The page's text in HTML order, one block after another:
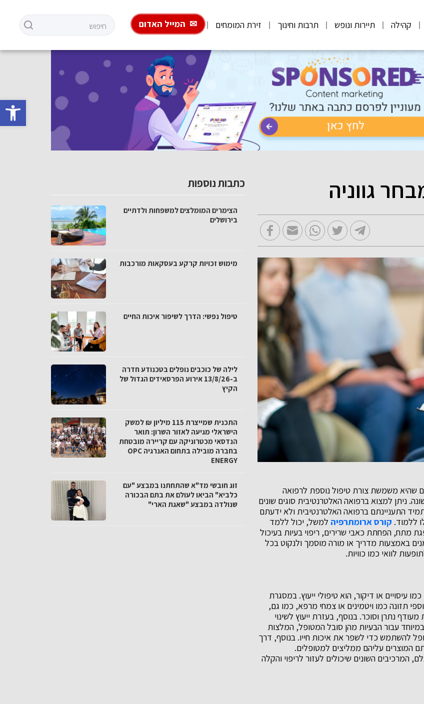
פתח
קהילה תיירות ונופש תרבות וחינוך זירת המומחים המייל האדום
גווניה
שהיא משמשת צורת טיפול נוספת לרפואה
ניתן למצוא ברפואה האלטרנטיבית סוגים שונים
התעניינתם ברפואה האלטרנטיבית ולא ידעתם
ללמוד. קורס ארומתרפיה למשל, יכול ללמד
מתח, הפחתת כאבי שרירים, ריפוי בעיות בעיכול
באמצעות מדריך או מורה מוסמך ולנקוט בכל
לוואי כמו כוויות.
עיסויים או דיקור, הוא טיפולי ייעוץ. במסגרת
תזונה כמו ויטמינים או צמחי מרפא, כמו גם,
נתרן וסוכר. בנוסף, בעזרת ייעוץ לשינוי
עבור הבעיות מהן סובל המטופל, המלצות
להשתמש כדי לשפר את איכות חייו. בנוסף, דרך
המוצרים עליהם ממליצים למטופלים.
השונים שיכולים לעזור לריפוי והקלה
כתבות נוספות
הצימרים המומלצים למשפחות ולדתיים
בירושלים
מימוש זכויות קרקע בעסקאות מורכבות
טיפול נפשי: הדרך לשיפור איכות החיים
לילה של כוכבים נופלים בטכנודע חדרה
ב-13/8/26 אירוע הפרסאידים הגדול של
הקיץ
התכנית שמייצרת 115 מיליון ₪ למשק
הישראלי מגיעה לאזור השרון: תואר
הנדסאי מכטרוניקה עם קריירה מובטחת
בחברה מובילה בתחום האנרגיה OPC
ENERGY
זוג חובשי מד"א שהתחתנו במבצע "עם
כלביא" הביאו לעולם את בתם הבכורה
שנולדה במבצע "שאגת הארי"